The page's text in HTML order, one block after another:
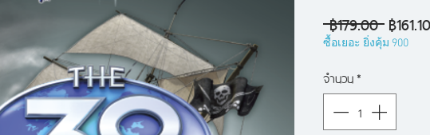
฿179.00 ราคา
ปกติ
฿161.10
ซื้อเยอะ ยิ่งคุ้ม 900
จำนวน*